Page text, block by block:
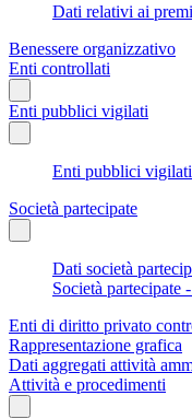
Dati relativi ai
Benessere organizzativo
Enti controllati
Enti pubblici vigilati
Enti pubblici
Società partecipate
Dati società
Società partecipate
Enti di diritto privato
Rappresentazione grafica
Dati aggregati attività
Attività e procedimenti